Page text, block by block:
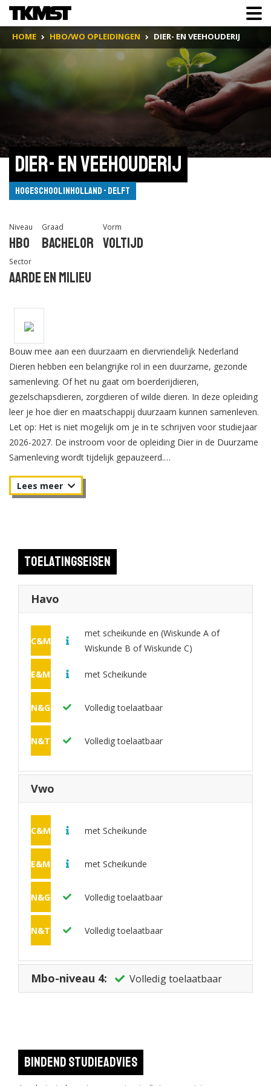
HOME HBO/WO OPLEIDINGEN DIER- EN VEEHOUDERIJ
Dier- en Veehouderij
Hogeschool Inholland - Delft
Niveau
Hbo
Graad
Bachelor
Vorm
Voltijd
Sector
Aarde en Milieu
Bouw mee aan een duurzaam en diervriendelijk Nederland
Dieren hebben een belangrijke rol in een duurzame, gezonde
samenleving. Of het nu gaat om boerderijdieren,
gezelschapsdieren, zorgdieren of wilde dieren. In deze opleiding
leer je hoe dier en maatschappij duurzaam kunnen samenleven.
Let op: Het is niet mogelijk om je in te schrijven voor studiejaar
2026-2027. De instroom voor de opleiding Dier in de Duurzame
Samenleving wordt tijdelijk gepauzeerd.
bij jou past? Dan denken we graag met je mee. Onze
contact op voor een persoonlijk studiekeuzegesprek:
nicolette.bakhuisen@inholland.nl.
Toelatingseisen
Havo
C&M
met scheikunde en (Wiskunde A of
Wiskunde B of Wiskunde C)
E&M met Scheikunde
N&G Volledig toelaatbaar
N&T Volledig toelaatbaar
Vwo
C&M met Scheikunde
E&M met Scheikunde
N&G Volledig toelaatbaar
N&T Volledig toelaatbaar
Mbo-niveau 4: Volledig toelaatbaar
Bindend studieadvies